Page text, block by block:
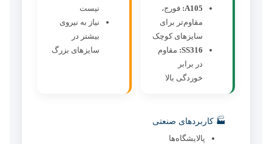
A105: فورج،
مقاوم‌تر برای
سایزهای کوچک
SS316: مقاوم
در برابر
خوردگی بالا
نیست
نیاز به نیروی
بیشتر در
سایزهای بزرگ
🏭 کاربردهای صنعتی
پالایشگاه‌ها